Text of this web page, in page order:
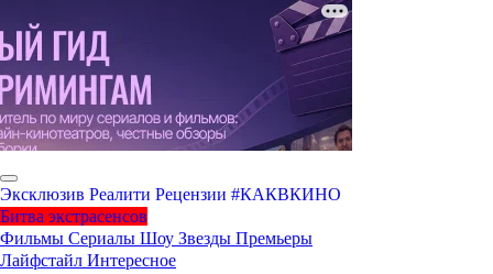
Эксклюзив Реалити Рецензии #КАКВКИНО
Битва экстрасенсов
Фильмы Сериалы Шоу Звезды Премьеры
Лайфстайл Интересное